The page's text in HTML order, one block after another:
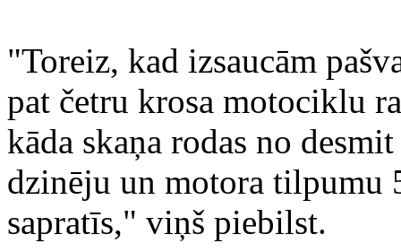
"Toreiz, kad izsaucām
pat četru krosa motociklu
kāda skaņa rodas no
dzinēju un motora
sapratīs," viņš piebilst.